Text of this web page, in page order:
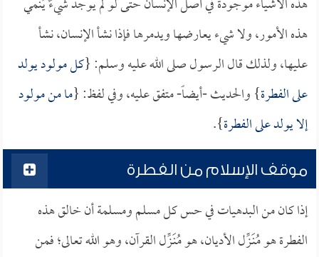
هذه الأمور، ولا شيء يعارضها ويدمرها فإذا نشأ الإنسان، نشأ
عليها، ولذلك قال الرسول صلى الله عليه وسلم: {كل مولود يولد
على الفطرة} والحديث -أيضاً- متفق عليه، وفي لفظ: {ما من مولود
إلا يولد على الفطرة}.
موقف الإسلام من الفطرة
إذا كان من البدهيات في حس كل مسلم ومسلمة أن خالق هذه
الفطرة هو مُنَـزِّل الأديان، هو مُنَـزِّل القرآن، وهو الله تعالى؛ فمن